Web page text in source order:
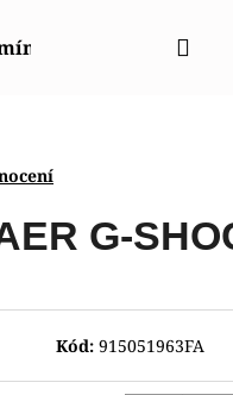
Napište nám
G-
Kód: 915051963FA